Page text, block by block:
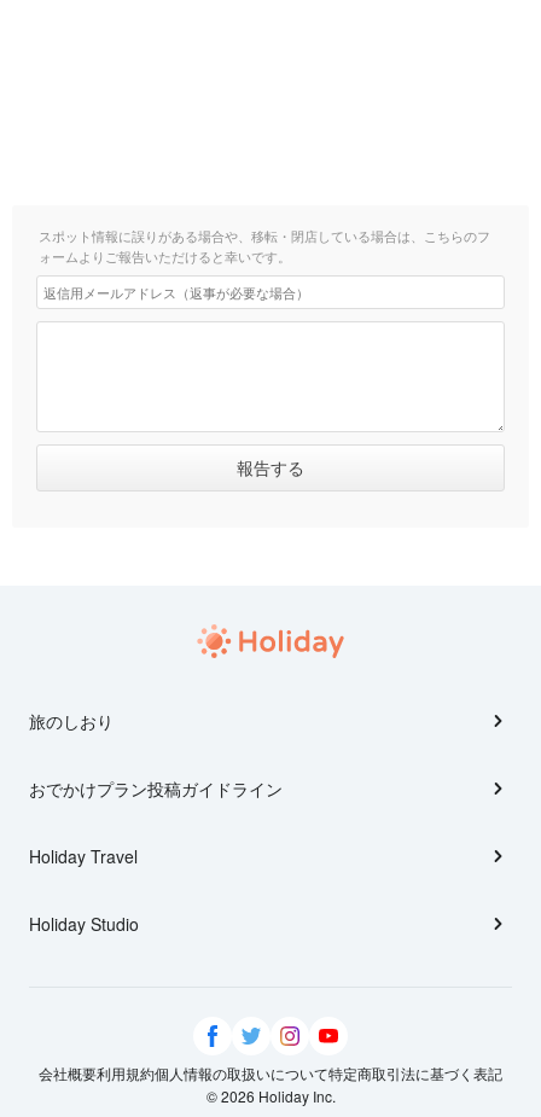
スポット情報に誤りがある場合や、移転・閉店している場合は、こちらのフ
ォームよりご報告いただけると幸いです。
旅のしおり
おでかけプラン投稿ガイドライン
Holiday Travel
Holiday Studio
会社概要利用規約個人情報の取扱いについて特定商取引法に基づく表記
© 2026 Holiday Inc.